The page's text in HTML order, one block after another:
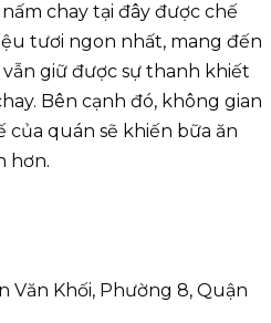
chay tại đây được chế
tươi ngon nhất, mang đến
giữ được sự thanh khiết
Bên cạnh đó, không gian
quán sẽ khiến bữa ăn
hơn.
Văn Khối, Phường 8, Quận